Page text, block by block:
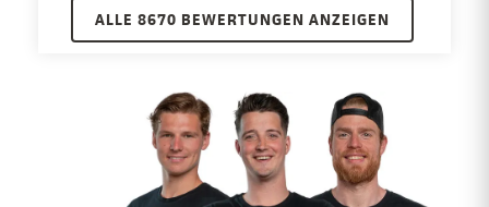
ALLE 8670 BEWERTUNGEN ANZEIGEN